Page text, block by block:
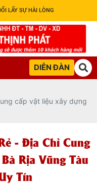
LẤY SỰ HÀI LÒNG
DIỄN ĐÀN
cấp vật liệu xây dựng
- Địa Chỉ Cung
Rịa Vũng Tàu
Tín